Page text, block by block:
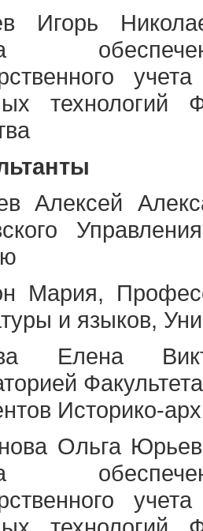
Игорь
технологий
Алексей
Мария,
и языков,
Елена
Историко-
Ольга